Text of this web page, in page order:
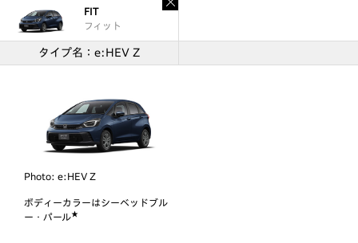
FIT
フィット
タイプ名：e:HEV Z
Photo: e:HEV Z
ボディーカラーはシーベッドブル
ー・パール★